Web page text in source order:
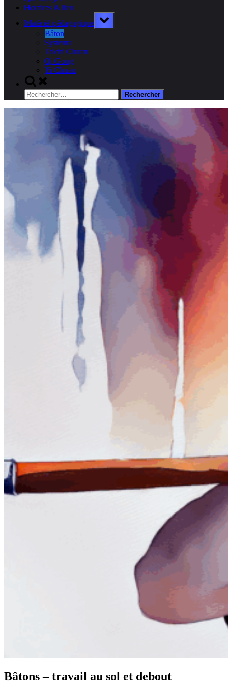
Horaires & lieu
Matériel pédagogique
Toggle
sub-
Bâton
Systema
Taichi Chuan
Qi Gong
Yi Chuan
Toggle
search
form
Rechercher :
Bâtons – travail au sol et debout